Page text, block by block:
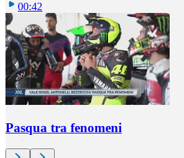
00:42
Pasqua tra fenomeni